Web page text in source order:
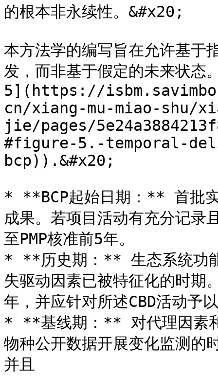
的根本非永续性。&#x20;
本方法学的编写旨在允许基于
发，而非基于假定的未来状态
5](https://
cn/xiang-mu-miao-shu/
jie/pages/
#figure-5.-temporal-
bcp)).&#x20;
* **BCP起始日期：** 首批实
成果。若项目活动有充分记录
至PMP核准前5年。
* **历史期：** 生态系统功
失驱动因素已被特征化的时期
年，并应针对所述CBD活动予
* **基线期：** 对代理因素
物种公开数据开展变化监测的
并且